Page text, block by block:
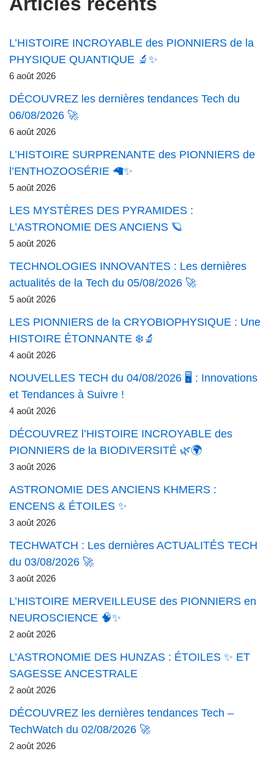
L’HISTOIRE INCROYABLE des PIONNIERS de la
PHYSIQUE QUANTIQUE 🔬✨
6 août 2026
DÉCOUVREZ les dernières tendances Tech du
06/08/2026 🚀
6 août 2026
L’HISTOIRE SURPRENANTE des PIONNIERS de
l’ENTHOZOOSÉRIE 🦙✨
5 août 2026
LES MYSTÈRES DES PYRAMIDES :
L’ASTRONOMIE DES ANCIENS 🪐
5 août 2026
TECHNOLOGIES INNOVANTES : Les dernières
actualités de la Tech du 05/08/2026 🚀
5 août 2026
LES PIONNIERS de la CRYOBIOPHYSIQUE : Une
HISTOIRE ÉTONNANTE ❄️🔬
4 août 2026
NOUVELLES TECH du 04/08/2026 🖥️ : Innovations
et Tendances à Suivre !
4 août 2026
DÉCOUVREZ l’HISTOIRE INCROYABLE des
PIONNIERS de la BIODIVERSITÉ 🌿🌍
3 août 2026
ASTRONOMIE DES ANCIENS KHMERS :
ENCENS & ÉTOILES ✨
3 août 2026
TECHWATCH : Les dernières ACTUALITÉS TECH
du 03/08/2026 🚀
3 août 2026
L’HISTOIRE MERVEILLEUSE des PIONNIERS en
NEUROSCIENCE 🧠✨
2 août 2026
L’ASTRONOMIE DES HUNZAS : ÉTOILES ✨ ET
SAGESSE ANCESTRALE
2 août 2026
DÉCOUVREZ les dernières tendances Tech –
TechWatch du 02/08/2026 🚀
2 août 2026